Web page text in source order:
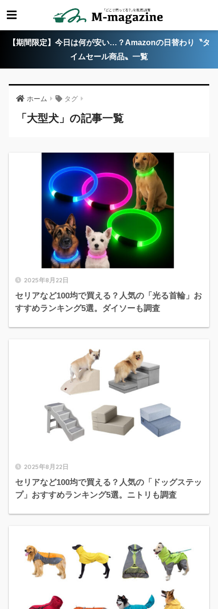
【期間限定】今日は何が安い…？Amazonの日替わり〝タ
イムセール商品〟一覧
ホーム タグ
「大型犬」の記事一覧
2025年8月22日
セリアなど100均で買える？人気の「光る首輪」お
すすめランキング5選。ダイソーも調査
2025年8月22日
セリアなど100均で買える？人気の「ドッグステッ
プ」おすすめランキング5選。ニトリも調査